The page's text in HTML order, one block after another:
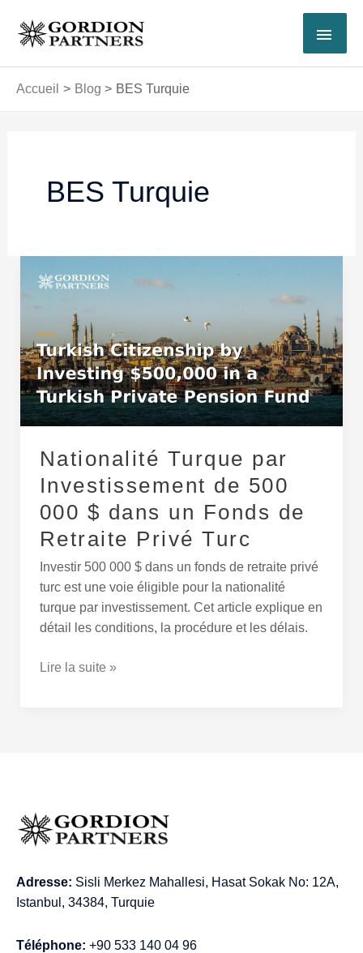
contenu
Accueil Blog BES Turquie
BES Turquie
Nationalité Turque par
Investissement de 500
000 $ dans un Fonds de
Retraite Privé Turc
Investir 500 000 $ dans un fonds de retraite privé
turc est une voie éligible pour la nationalité
turque par investissement. Cet article explique en
détail les conditions, la procédure et les délais.
Turque
Investissement
de
500
000
$
dans
Fonds
de
Retraite
Privé
Turc
Lire la suite »
Adresse: Sisli Merkez Mahallesi, Hasat Sokak No: 12A,
Istanbul, 34384, Turquie
Téléphone: +90 533 140 04 96